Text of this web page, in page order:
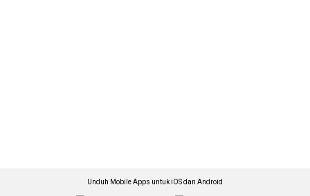
Unduh Mobile Apps untuk iOS dan Android